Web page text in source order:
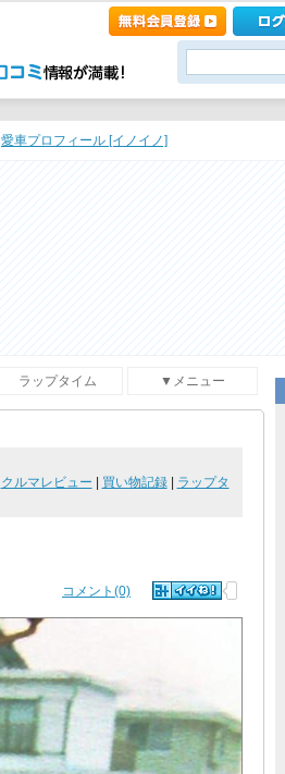
愛車プロフィール [イノイノ]
ラップタイム ▼メニュー
クルマレビュー 買い物記録|
ラップタ
コメント(0)